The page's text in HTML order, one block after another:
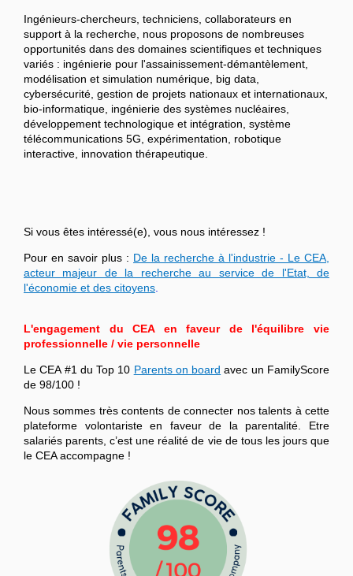
Ingénieurs-chercheurs, techniciens, collaborateurs en
support à la recherche, nous proposons de nombreuses
opportunités dans des domaines scientifiques et techniques
variés : ingénierie pour l'assainissement-démantèlement,
modélisation et simulation numérique, big data,
cybersécurité, gestion de projets nationaux et internationaux,
bio-informatique, ingénierie des systèmes nucléaires,
développement technologique et intégration, système
télécommunications 5G, expérimentation, robotique
interactive, innovation thérapeutique.
Si vous êtes intéressé(e), vous nous intéressez !
Pour en savoir plus : De la recherche à l'industrie - Le CEA,
acteur majeur de la recherche au service de l'Etat, de
l'économie et des citoyens
L'engagement du CEA en faveur de l'équilibre vie
professionnelle / vie personnelle
Le CEA #1 du Top 10 Parents on board avec un FamilyScore
de 98/100 !
Nous sommes très contents de connecter nos talents à cette
plateforme volontariste en faveur de la parentalité. Etre
salariés parents, c’est une réalité de vie de tous les jours que
le CEA accompagne !